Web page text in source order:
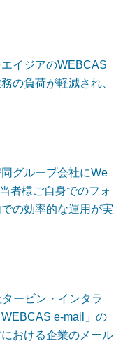
イジアのWEBCAS
の負荷が軽減され、
グループ会社にWe
者様ご自身でのフォ
の効率的な運用が実
ービン・インタラ
e-mail」の
おける企業のメール